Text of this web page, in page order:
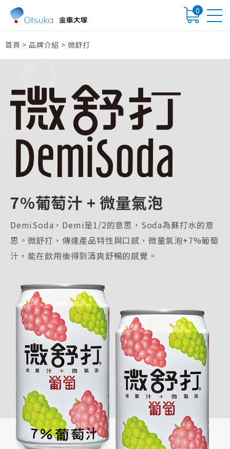
0
首頁 >品牌介紹 > 微舒打
7%葡萄汁 + 微量氣泡
DemiSoda，Demi是1/2的意思，Soda為蘇打水的意
思。微舒打，傳達產品特性與口感，微量氣泡+7%葡萄
汁，能在飲用後得到清爽舒暢的感覺。